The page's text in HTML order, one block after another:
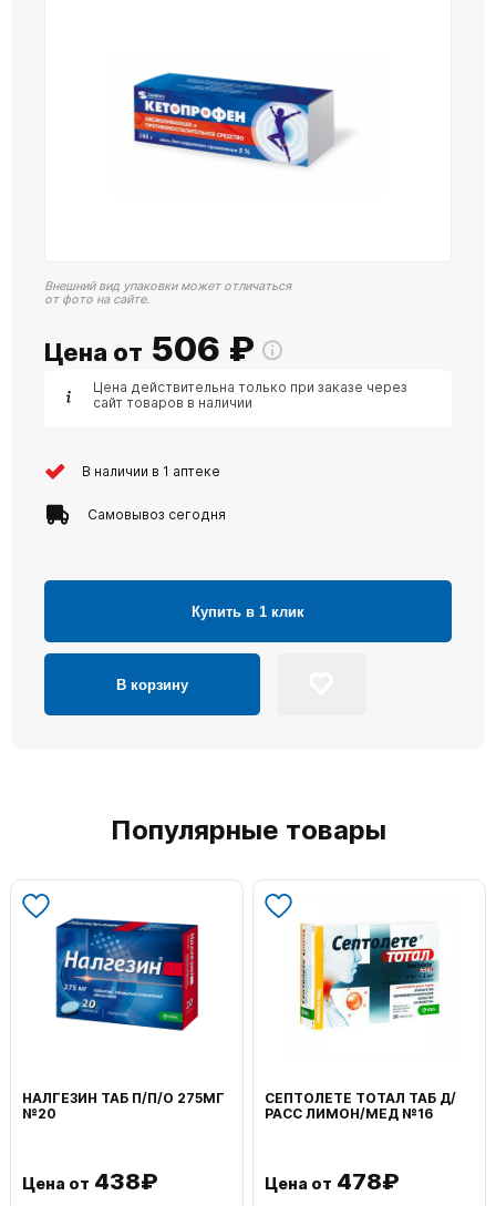
Внешний вид упаковки может отличаться
от фото на сайте.
Цена от 506 ₽
Цена действительна только при заказе через
сайт товаров в наличии
В наличии в 1 аптеке
Самовывоз сегодня
Купить в 1 клик
В корзину
Популярные товары
НАЛГЕЗИН ТАБ П/П/О 275МГ
№20
Цена от 438₽
СЕПТОЛЕТЕ ТОТАЛ ТАБ Д/
РАСС ЛИМОН/МЕД №16
Цена от 478₽